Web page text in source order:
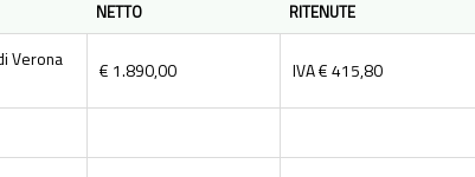
NETTO
RITENUTE
Verona
€ 1.890,00 IVA € 415,80